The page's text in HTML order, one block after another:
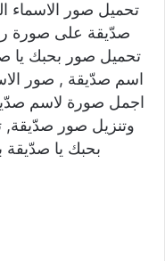
تحميل صور الاسماء
صدّيقة على صورة
تحميل صور بحبك يا
اسم صدّيقة , صور
اجمل صورة لاسم
وتنزيل صور صدّيقة,
بحبك يا